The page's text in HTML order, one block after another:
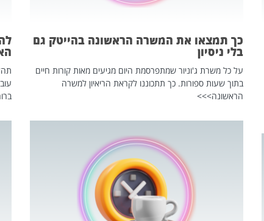
כך תמצאו את המשרה הראשונה בהייטק גם
בלי ניסיון
על כל משרת ג'וניור שמתפרסמת היום מגיעים מאות קורות חיים
בתוך שעות ספורות. כך תתכוננו לקראת הריאיון למשרה
הראשונה>>>